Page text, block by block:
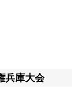
兵庫大会